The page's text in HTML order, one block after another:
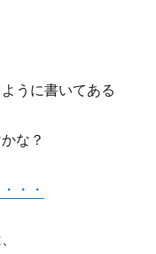
うに書いてある
な？
・・